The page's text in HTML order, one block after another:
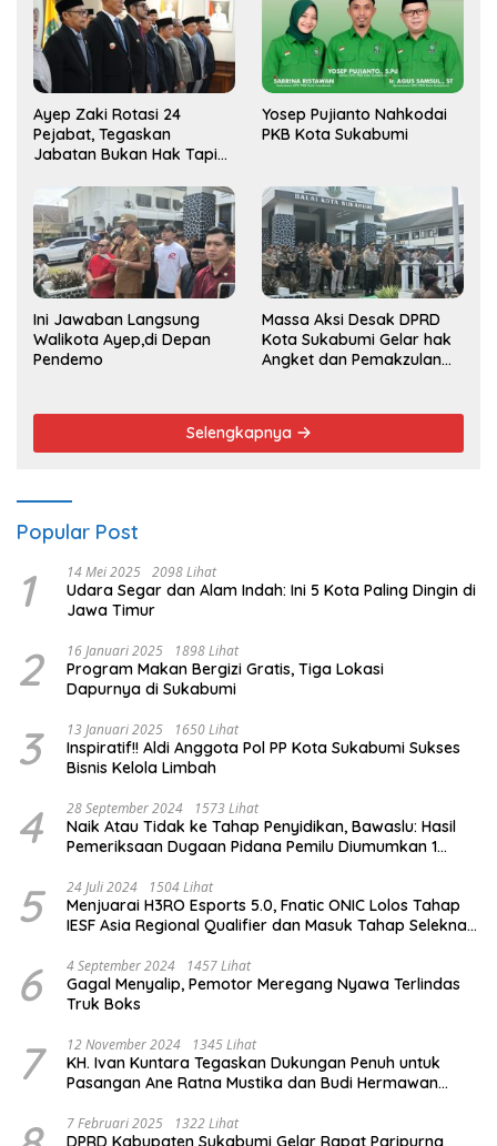
Ayep Zaki Rotasi 24
Pejabat, Tegaskan
Jabatan Bukan Hak Tapi
Yosep Pujianto Nahkodai
PKB Kota Sukabumi
Ini Jawaban Langsung
Walikota Ayep,di Depan
Pendemo
Massa Aksi Desak DPRD
Kota Sukabumi Gelar hak
Angket dan Pemakzulan
Selengkapnya
Popular Post
1 14 Mei 2025 2098 Lihat
Udara Segar dan Alam Indah: Ini 5 Kota Paling Dingin di
Jawa Timur
2 16 Januari 2025 1898 Lihat
Program Makan Bergizi Gratis, Tiga Lokasi
Dapurnya di Sukabumi
3 13 Januari 2025 1650 Lihat
Inspiratif!! Aldi Anggota Pol PP Kota Sukabumi Sukses
Bisnis Kelola Limbah
4 28 September 2024 1573 Lihat
Naik Atau Tidak ke Tahap Penyidikan, Bawaslu: Hasil
Pemeriksaan Dugaan Pidana Pemilu Diumumkan 1
5 24 Juli 2024 1504 Lihat
Menjuarai H3RO Esports 5.0, Fnatic ONIC Lolos Tahap
IESF Asia Regional Qualifier dan Masuk Tahap Seleknas
6 4 September 2024 1457 Lihat
Gagal Menyalip, Pemotor Meregang Nyawa Terlindas
Truk Boks
7 12 November 2024 1345 Lihat
KH. Ivan Kuntara Tegaskan Dukungan Penuh untuk
Pasangan Ane Ratna Mustika dan Budi Hermawan
7 Februari 2025 1322 Lihat